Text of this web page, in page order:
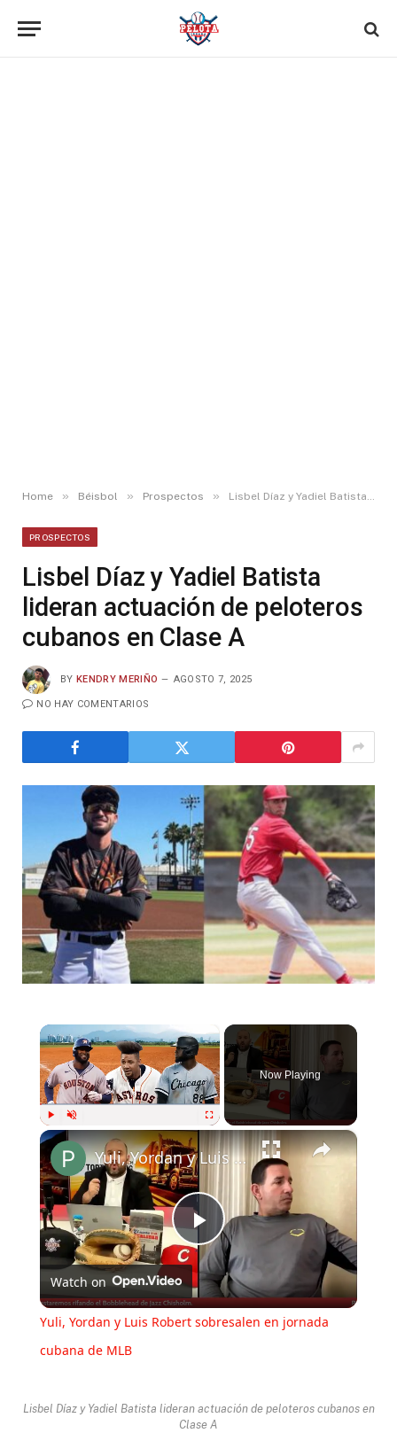
Home » Béisbol » Prospectos » Lisbel Díaz y Yadiel Batista lideran actuación de peloteros cubanos en Clase A
PROSPECTOS
Lisbel Díaz y Yadiel Batista
lideran actuación de peloteros
cubanos en Clase A
BY KENDRY MERIÑO AGOSTO 7, 2025
NO HAY COMENTARIOS
×
Play Fullscreen
Now Playing
×
Play
Video
Yuli, Yordan y Luis Robert sobresalen en jornada cubana de MLB
Watch on
Yuli, Yordan y Luis Robert sobresalen en jornada
cubana de MLB
Lisbel Díaz y Yadiel Batista lideran actuación de peloteros cubanos en
Clase A